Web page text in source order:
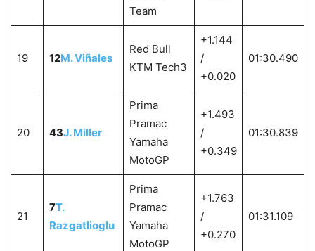
Team
19 12M. Viñales
Red Bull
KTM Tech3
+1.144
/
+0.020
01:30.490
20 43J. Miller
Prima
Pramac
Yamaha
MotoGP
+1.493
/
+0.349
01:30.839
21
7T.
Razgatlioglu
Prima
Pramac
Yamaha
MotoGP
+1.763
/
+0.270
01:31.109